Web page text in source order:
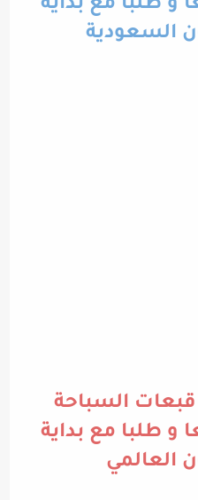
و طلبا مع بداية
السعودية
السباحة
و طلبا مع بداية
العالمي